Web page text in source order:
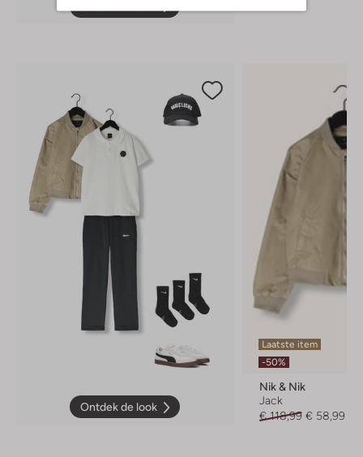
Ontdek de look
Laatste item
-50%
Nik & Nik
Jack
€ 118,99 € 58,99